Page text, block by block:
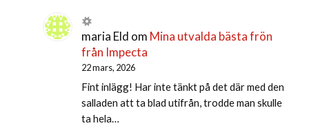
maria Eld om Mina utvalda bästa frön
från Impecta
22 mars, 2026
Fint inlägg! Har inte tänkt på det där med den
salladen att ta blad utifrån, trodde man skulle
ta hela…